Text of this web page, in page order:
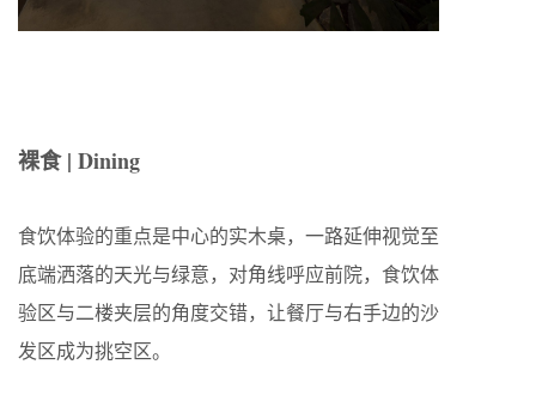
裸食 | Dining
食饮体验的重点是中心的实木桌，一路延伸视觉至
底端洒落的天光与绿意，对角线呼应前院，食饮体
验区与二楼夹层的角度交错，让餐厅与右手边的沙
发区成为挑空区。